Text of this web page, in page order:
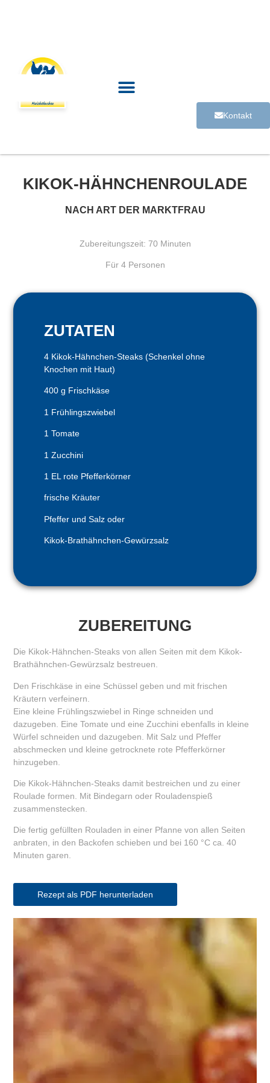
KIKOK-HÄHNCHENROULADE
NACH ART DER MARKTFRAU
Zubereitungszeit: 70 Minuten
Für 4 Personen
ZUTATEN
4 Kikok-Hähnchen-Steaks (Schenkel ohne
Knochen mit Haut)
400 g Frischkäse
1 Frühlingszwiebel
1 Tomate
1 Zucchini
1 EL rote Pfefferkörner
frische Kräuter
Pfeffer und Salz oder
Kikok-Brathähnchen-Gewürzsalz
ZUBEREITUNG
Die Kikok-Hähnchen-Steaks von allen Seiten mit dem Kikok-
Brathähnchen-Gewürzsalz bestreuen.
Den Frischkäse in eine Schüssel geben und mit frischen
Kräutern verfeinern.
Eine kleine Frühlingszwiebel in Ringe schneiden und
dazugeben. Eine Tomate und eine Zucchini ebenfalls in kleine
Würfel schneiden und dazugeben. Mit Salz und Pfeffer
abschmecken und kleine getrocknete rote Pfefferkörner
hinzugeben.
Die Kikok-Hähnchen-Steaks damit bestreichen und zu einer
Roulade formen. Mit Bindegarn oder Rouladenspieß
zusammenstecken.
Die fertig gefüllten Rouladen in einer Pfanne von allen Seiten
anbraten, in den Backofen schieben und bei 160 °C ca. 40
Minuten garen.
Rezept als PDF herunterladen
Kontakt